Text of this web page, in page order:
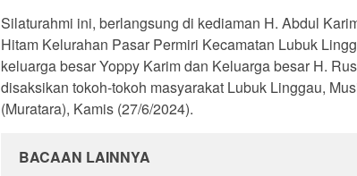
Silaturahmi ini, berlangsung di kediaman H. Abdul
Hitam Kelurahan Pasar Permiri Kecamatan Lubuk
keluarga besar Yoppy Karim dan Keluarga besar H.
disaksikan tokoh-tokoh masyarakat Lubuk Linggau,
(Muratara), Kamis (27/6/2024).
BACAAN LAINNYA